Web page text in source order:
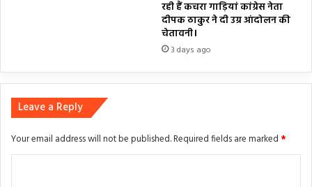
रही हैं कचरा गाड़ियां कांग्रेस नेता
दीपक ठाकुर ने दी उग्र आंदोलन की
चेतावनी।
3 days ago
Leave a Reply
Your email address will not be published.Required fields are marked *